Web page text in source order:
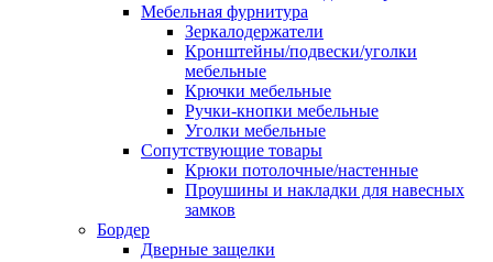
Мебельная фурнитура
Зеркалодержатели
Кронштейны/подвески/уголки
мебельные
Крючки мебельные
Ручки-кнопки мебельные
Уголки мебельные
Сопутствующие товары
Крюки потолочные/настенные
Проушины и накладки для навесных
замков
Бордер
Дверные защелки